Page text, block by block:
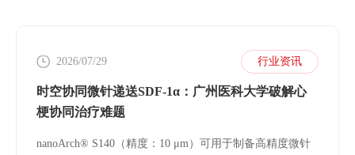
2026/07/29 行业资讯
时空协同微针递送SDF-1α：广州医科大学破解心
梗协同治疗难题
nanoArch® S140（精度：10 μm）可用于制备高精度微针